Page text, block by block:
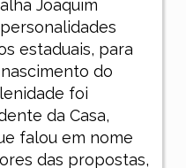
Joaquim
estaduais, para
do
foi
da Casa,
falou em nome
das propostas,